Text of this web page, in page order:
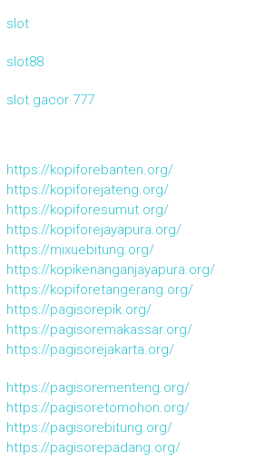
slot
slot88
slot gacor 777
https://kopiforebanten.org/
https://kopiforejateng.org/
https://kopiforesumut.org/
https://kopiforejayapura.org/
https://mixuebitung.org/
https://kopikenanganjayapura.org/
https://kopiforetangerang.org/
https://pagisorepik.org/
https://pagisoremakassar.org/
https://pagisorejakarta.org/
https://pagisorementeng.org/
https://pagisoretomohon.org/
https://pagisorebitung.org/
https://pagisorepadang.org/